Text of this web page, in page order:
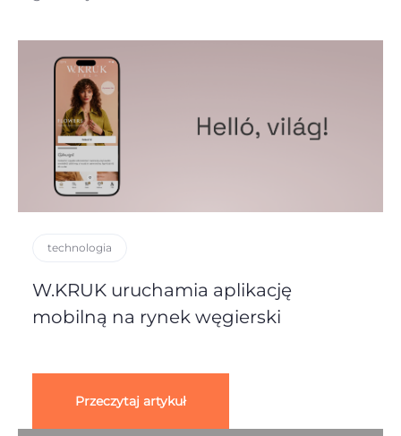
technologia
W.KRUK uruchamia aplikację
mobilną na rynek węgierski
Przeczytaj artykuł